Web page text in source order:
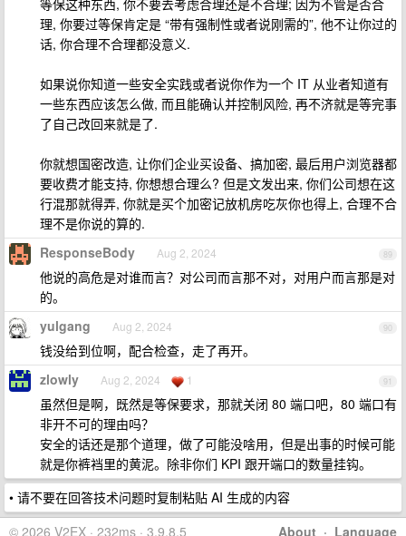
等保这种东西, 你不要去考虑合理还是不合理; 因为不管是否合
理, 你要过等保肯定是 “带有强制性或者说刚需的”, 他不让你过的
话, 你合理不合理都没意义.
如果说你知道一些安全实践或者说你作为一个 IT 从业者知道有
一些东西应该怎么做, 而且能确认并控制风险, 再不济就是等完事
了自己改回来就是了.
你就想国密改造, 让你们企业买设备、搞加密, 最后用户浏览器都
要收费才能支持, 你想想合理么? 但是文发出来, 你们公司想在这
行混那就得弄, 你就是买个加密记放机房吃灰你也得上, 合理不合
理不是你说的算的.
89
ResponseBody Aug 2, 2024
他说的高危是对谁而言？对公司而言那不对，对用户而言那是对
的。
90
yulgang Aug 2, 2024
钱没给到位啊，配合检查，走了再开。
91
zlowly Aug 2, 2024 1
虽然但是啊，既然是等保要求，那就关闭 80 端口吧，80 端口有
非开不可的理由吗？
安全的话还是那个道理，做了可能没啥用，但是出事的时候可能
就是你裤裆里的黄泥。除非你们 KPI 跟开端口的数量挂钩。
• 请不要在回答技术问题时复制粘贴 AI 生成的内容
About · Language
© 2026 V2EX · 232ms · 3.9.8.5